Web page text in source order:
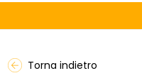
Torna indietro